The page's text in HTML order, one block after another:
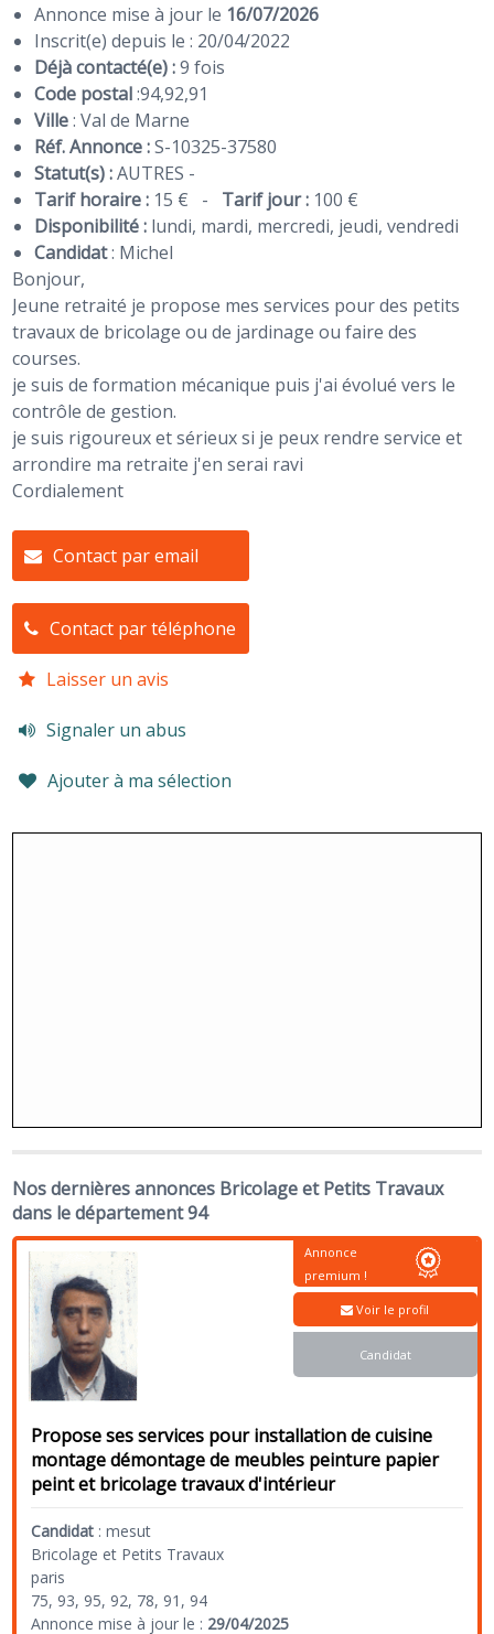
Annonce mise à jour le 16/07/2026
Inscrit(e) depuis le : 20/04/2022
Déjà contacté(e) :9 fois
Code postal:94,92,91
Ville: Val de Marne
Réf. Annonce :S-10325-37580
Statut(s) :AUTRES -
Tarif horaire : 15 € - Tarif jour : 100 €
Disponibilité : lundi, mardi, mercredi, jeudi, vendredi
Candidat: Michel
Bonjour,
Jeune retraité je propose mes services pour des petits
travaux de bricolage ou de jardinage ou faire des
courses.
je suis de formation mécanique puis j'ai évolué vers le
contrôle de gestion.
je suis rigoureux et sérieux si je peux rendre service et
arrondire ma retraite j'en serai ravi
Cordialement
Contact par email
Contact par téléphone
Laisser un avis
Signaler un abus
Ajouter à ma sélection
Nos dernières annonces Bricolage et Petits Travaux
dans le département 94
Propose ses services pour installation de cuisine
montage démontage de meubles peinture papier
peint et bricolage travaux d'intérieur
Candidat :mesut
Bricolage et Petits Travaux
paris
75, 93, 95, 92, 78, 91, 94
Annonce mise à jour le : 29/04/2025
Annonce
premium !
Voir le profil
Candidat